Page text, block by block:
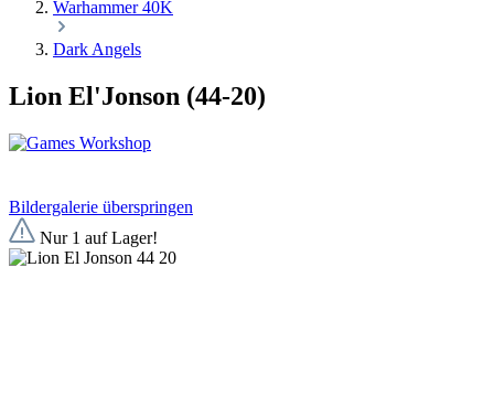
Warhammer 40K
Dark Angels
Lion El'Jonson (44-20)
Bildergalerie überspringen
Nur 1 auf Lager!